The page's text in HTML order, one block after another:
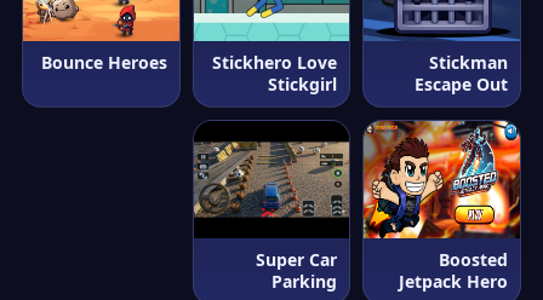
Stickman
Escape Out
Stickhero Love
Stickgirl
Bounce Heroes
Boosted
Jetpack Hero
Super Car
Parking